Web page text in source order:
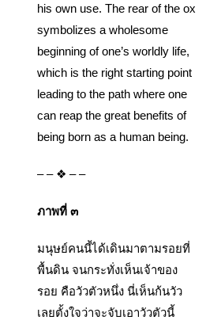
his own use. The rear of the ox
symbolizes a wholesome
beginning of one’s worldly life,
which is the right starting point
leading to the path where one
can reap the great benefits of
being born as a human being.
– – ❖ – –
ภาพที่ ๓
มนุษย์คนนี้ได้เดินมาตามรอยที่
พื้นดิน จนกระทั่งเห็นเจ้าของ
รอย คือวัวตัวหนึ่ง นี่เห็นก้นวัว
เลยตั้งใจว่าจะจับเอาวัวตัวนี้